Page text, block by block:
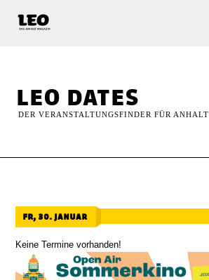
leo dates
DER VERANSTALTUNGSFINDER FÜR ANHALT
fr, 30. januar
Keine Termine vorhanden!